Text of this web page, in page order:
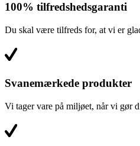
100% tilfredshedsgaranti
Du skal være tilfreds for, at vi er
Svanemærkede produkter
Vi tager vare på miljøet, når vi gør